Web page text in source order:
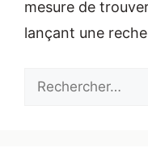
mesure de
lançant une
Rechercher :